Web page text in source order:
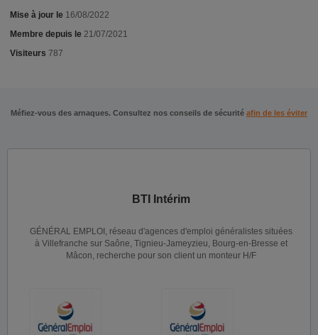
Mise à jour le 16/08/2022
Membre depuis le 21/07/2021
Visiteurs 787
Méfiez-vous des arnaques. Consultez nos conseils de sécurité afin de les éviter
BTI Intérim
GÉNÉRAL EMPLOI, réseau d'agences d'emploi généralistes situées
à Villefranche sur Saône, Tignieu-Jameyzieu, Bourg-en-Bresse et
Mâcon, recherche pour son client un monteur H/F